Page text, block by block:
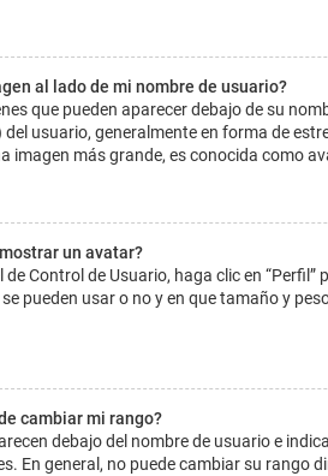
al lado de mi nombre de usuario?
que pueden aparecer debajo de su
usuario, generalmente en forma de
imagen más grande, es conocida como
un avatar?
de Control de Usuario, haga clic en
pueden usar o no y en que tamaño y
cambiar mi rango?
debajo del nombre de usuario e
En general, no puede cambiar su rango